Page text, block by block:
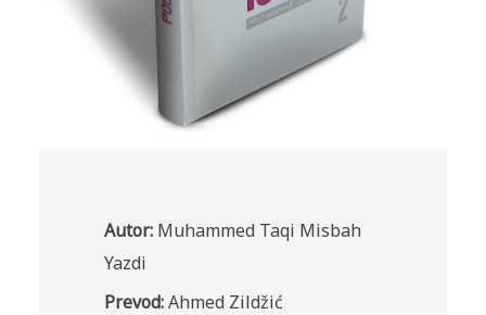
Autor:Muhammed Taqi Misbah
Yazdi
Prevod:Ahmed Zildžić